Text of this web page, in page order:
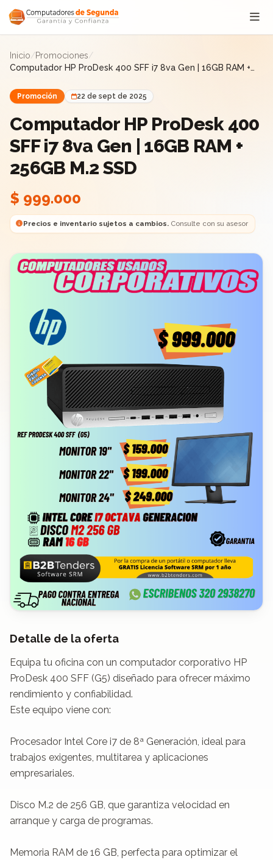
Saltar al contenido
Inicio/Promociones/
Computador HP ProDesk 400 SFF i7 8va Gen | 16GB RAM +
Promoción 22 de sept de 2025
Computador HP ProDesk 400
SFF i7 8va Gen | 16GB RAM +
256GB M.2 SSD
$ 999.000
Precios e inventario sujetos a cambios.Consulte con su asesor
Detalle de la oferta
Equipa tu oficina con un computador corporativo HP
ProDesk 400 SFF (G5) diseñado para ofrecer máximo
rendimiento y confiabilidad.
Este equipo viene con:
Procesador Intel Core i7 de 8ª Generación, ideal para
trabajos exigentes, multitarea y aplicaciones
empresariales.
Disco M.2 de 256 GB, que garantiza velocidad en
arranque y carga de programas.
Memoria RAM de 16 GB, perfecta para optimizar el